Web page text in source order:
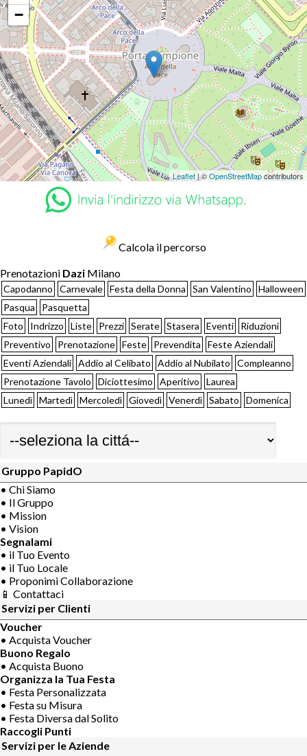
−
Leaflet | ©OpenStreetMapcontributors
Calcola il percorso
Prenotazioni Dazi Milano
Capodanno Carnevale Festa della Donna San Valentino
Halloween
Pasqua
Pasquetta
Foto
Indrizzo Liste Prezzi Serate Stasera Eventi
Riduzioni
Preventivo
Prenotazione Feste Prevendita
Feste Aziendali
Eventi Aziendali Addio al Celibato Addio al Nubilato
Compleanno
Prenotazione Tavolo
Diciottesimo Aperitivo
Laurea
Lunedì Martedì Mercoledì Giovedì Venerdì Sabato Domenica
Gruppo PapidO
• Chi Siamo
• Il Gruppo
• Mission
• Vision
Segnalami
• il Tuo Evento
• il Tuo Locale
• Proponimi Collaborazione
📱 Contattaci
Servizi per Clienti
Voucher
• Acquista Voucher
Buono Regalo
• Acquista Buono
Organizza la Tua Festa
• Festa Personalizzata
• Festa su Misura
• Festa Diversa dal Solito
Raccogli Punti
Servizi per le Aziende